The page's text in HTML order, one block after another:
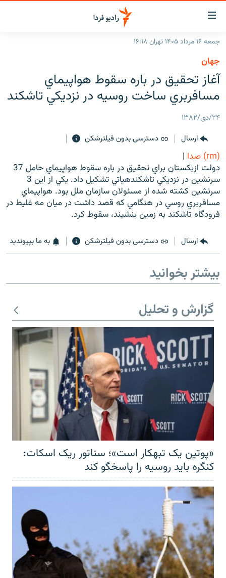
لینک‌های
قابلیت
دسترسی
بازگشت
به
اصلی
رفتن
صفحه
جستجو
ایران
جهان
برنامه‌های رادیویی
فرکانس‌ها
پادکست
چندرسانه‌ای
گزارش‌های تصویری
گزارش‌های ویدئویی
زنان فردا
English
به ما بپیوندید
زبان‌های دیگر
جمعه ۱۶ مرداد ۱۴۰۵ تهران ۱۶:۱۸
جهان
آغاز تحقيق در باره سقوط هواپيماي
مسافربري ساخت روسيه در نزديكي تاشكند
۲۴/دی/۱۳۸۲
ارسال
دسترسی بدون فیلترشکن
(rm) صدا
|
دولت ازبكستان براي تحقيق در باره سقوط هواپيماي حامل 37
سرنشين در نزديكي تاشكندهياتي تشكيل داد. يكي از اين 3
سرنشين كشته شده از مسئولان سازمان ملل بود. هواپيماي
مسافربري روسي در هنگامي كه قصد داشت در ميان مه غليط در
فرودگاه تاشكند به زمين بنشيند، سقوط كرد.
ارسال دسترسی بدون فیلترشکن به ما بپیوندید
بیشتر بخوانید
گزارش و تحلیل
«پوتین یک تبهکار است»؛ سناتور ریک اسکات:
کنگره باید روسیه را پاسخگو کند